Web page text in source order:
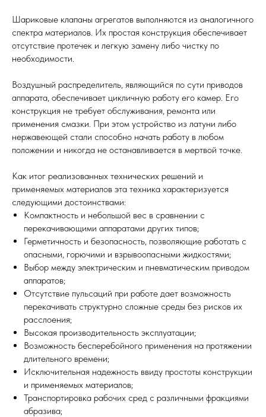
Шариковые клапаны агрегатов выполняются из аналогичного
спектра материалов. Их простая конструкция обеспечивает
отсутствие протечек и легкую замену либо чистку по
необходимости.
Воздушный распределитель, являющийся по сути приводов
аппарата, обеспечивает цикличную работу его камер. Его
конструкция не требует обслуживания, ремонта или
применения смазки. При этом устройство из латуни либо
нержавеющей стали способно начать работу в любом
положении и никогда не останавливается в мертвой точке.
Как итог реализованных технических решений и
применяемых материалов эта техника характеризуется
следующими достоинствами:
Компактность и небольшой вес в сравнении с
перекачивающими аппаратами других типов;
Герметичность и безопасность, позволяющие работать с
опасными, горючими и взрывоопасными жидкостями;
Выбор между электрическим и пневматическим приводом
аппаратов;
Отсутствие пульсаций при работе дает возможность
перекачивать структурно сложные среды без рисков их
расслоения;
Высокая производительность эксплуатации;
Возможность бесперебойного применения на протяжении
длительного времени;
Исключительная надежность ввиду простоты конструкции
и применяемых материалов;
Транспортировка рабочих сред с различными фракциями
абразива;